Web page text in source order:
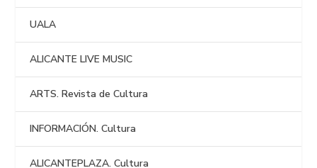
UALA
ALICANTE LIVE MUSIC
ARTS. Revista de Cultura
INFORMACIÓN. Cultura
ALICANTEPLAZA. Cultura